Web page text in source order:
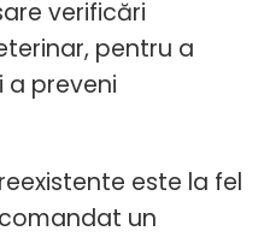
verificări
pentru a
a preveni
este la fel
un